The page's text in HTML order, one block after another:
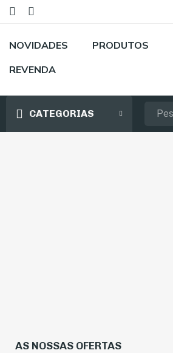
NOVIDADES PRODUTOS
REVENDA
CATEGORIAS
AS NOSSAS OFERTAS